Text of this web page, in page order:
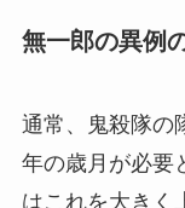
無一郎の異例
通常、鬼殺隊の
年の歳月が必要
はこれを大きく